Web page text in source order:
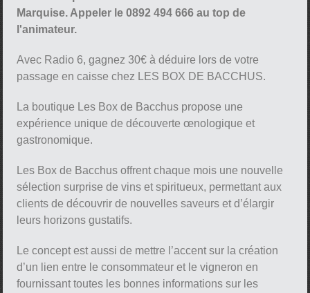
Marquise. Appeler le 0892 494 666 au top de
l'animateur.
Avec Radio 6, gagnez 30€ à déduire lors de votre
passage en caisse chez LES BOX DE BACCHUS.
La boutique Les Box de Bacchus propose une
expérience unique de découverte œnologique et
gastronomique.
Les Box de Bacchus offrent chaque mois une nouvelle
sélection surprise de vins et spiritueux, permettant aux
clients de découvrir de nouvelles saveurs et d’élargir
leurs horizons gustatifs.
Le concept est aussi de mettre l’accent sur la création
d’un lien entre le consommateur et le vigneron en
fournissant toutes les bonnes informations sur les